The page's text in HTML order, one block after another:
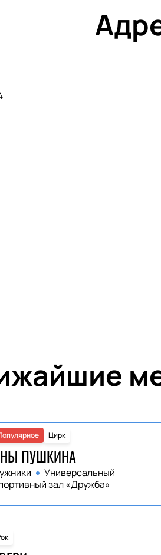
Цирк
ПУШКИНА
Универсальный
зал «Дружба»